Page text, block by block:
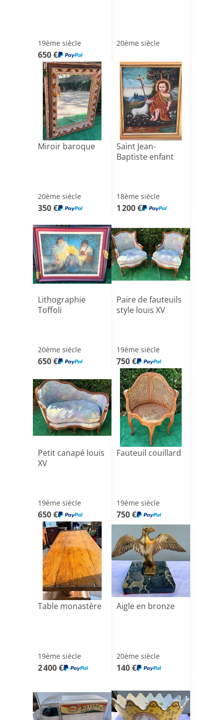
19ème siècle
650 €
20ème siècle
Miroir baroque
20ème siècle
350 €
Saint Jean-
Baptiste enfant
18ème siècle
1 200 €
Lithographie
Toffoli
20ème siècle
650 €
Paire de fauteuils
style louis XV
19ème siècle
750 €
Petit canapé louis
XV
19ème siècle
650 €
Fauteuil couillard
19ème siècle
750 €
Table monastère
19ème siècle
2 400 €
Aigle en bronze
20ème siècle
140 €